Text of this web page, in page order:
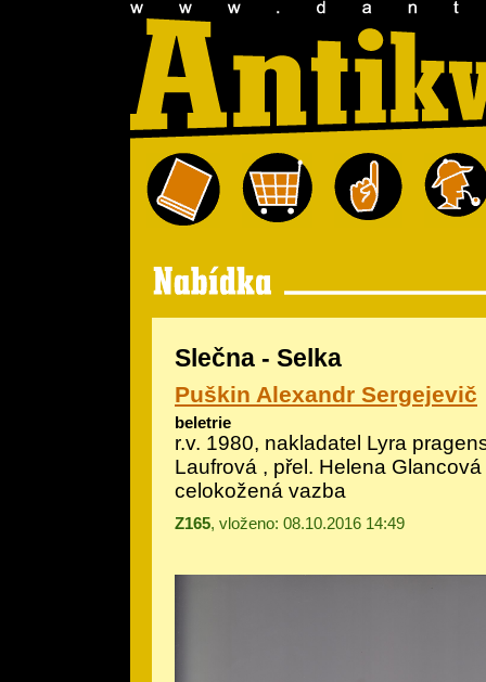
Slečna - Selka
Puškin Alexandr Sergejevič
beletrie
r.v. 1980, nakladatel Lyra
Laufrová , přel. Helena
celokožená vazba
Z165, vloženo: 08.10.2016 14:49